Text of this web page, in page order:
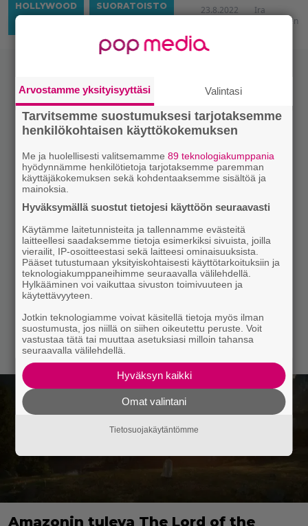
HOLLYWOOD
SUORATOISTO
23.8.2022
Ira
Hurskainen
Amazonin tuleva The Lord of the
Arvostamme yksityisyyttäsi Valintasi
Tarvitsemme suostumuksesi tarjotaksemme
henkilökohtaisen käyttökokemuksen
Me ja huolellisesti valitsemamme89 teknologiakumppania
hyödynnämme henkilötietoja tarjotaksemme paremman
käyttäjäkokemuksen sekä kohdentaaksemme sisältöä ja
mainoksia.
Hyväksymällä suostut tietojesi käyttöön seuraavasti
Käytämme laitetunnisteita ja tallennamme evästeitä
laitteellesi saadaksemme tietoja esimerkiksi sivuista, joilla
vierailit, IP-osoitteestasi sekä laitteesi ominaisuuksista.
Pääset tutustumaan yksityiskohtaisesti käyttötarkoituksiin ja
teknologiakumppaneihimme seuraavalla välilehdellä.
Hylkääminen voi vaikuttaa sivuston toimivuuteen ja
käytettävyyteen.
Jotkin teknologiamme voivat käsitellä tietoja myös ilman
suostumusta, jos niillä on siihen oikeutettu peruste. Voit
vastustaa tätä tai muuttaa asetuksiasi milloin tahansa
seuraavalla välilehdellä.
Hyväksyn kaikki
Omat valintani
Tietosuojakäytäntömme